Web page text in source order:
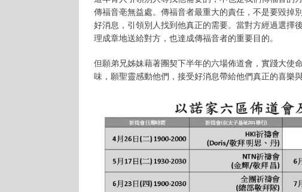
傳福音亳無益處。傳福音者最重大的責任，不是要毀掉
好消息，引領別人找到他真正的需要。當對方經過選擇
理成章地送給對方，也達成傳福音者的重要目的。
但願弟兄姊妹藉著團契下半年的六場佈道會，實踐大使
味，願聖靈感動他們，接受好消息帶給他們真正的喜樂